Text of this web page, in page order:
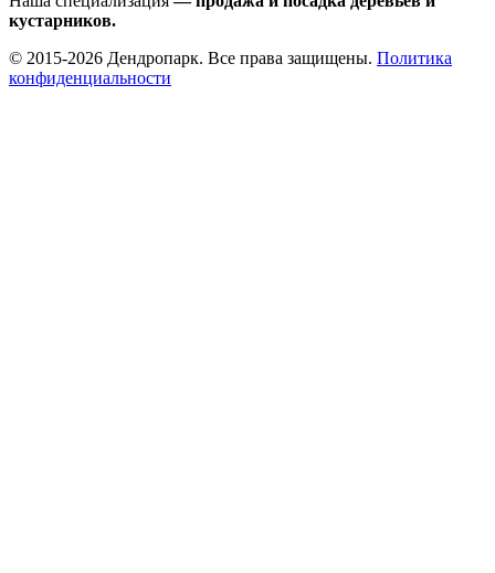
кустарников.
© 2015-2026 Дендропарк. Все права защищены. Политика
конфиденциальности